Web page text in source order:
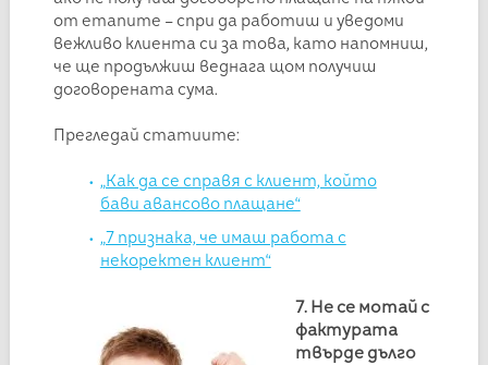
от етапите – спри да работиш и уведоми
вежливо клиента си за това, като напомниш,
че ще продължиш веднага щом получиш
договорената сума.
Прегледай статиите:
„Как да се справя с клиент, който
бави авансово плащане“
„7 признака, че имаш работа с
некоректен клиент“
7. Не се мотай с
фактурата
твърде дълго